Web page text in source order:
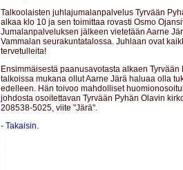
Talkoolaisten juhlajumalanpalvelus Tyrvään
alkaa klo 10 ja sen toimittaa rovasti Osmo
Jumalanpalveluksen jälkeen vietetään Aarne
Vammalan seurakuntatalossa. Juhlaan ovat
tervetulleita!
Ensimmäisestä paanusavotasta alkaen
talkoissa mukana ollut Aarne Järä haluaa olla
edelleen. Hän toivoo mahdolliset
johdosta osoitettavan Tyrvään Pyhän Olavin
208538-5025, viite "Järä".
- Takaisin.